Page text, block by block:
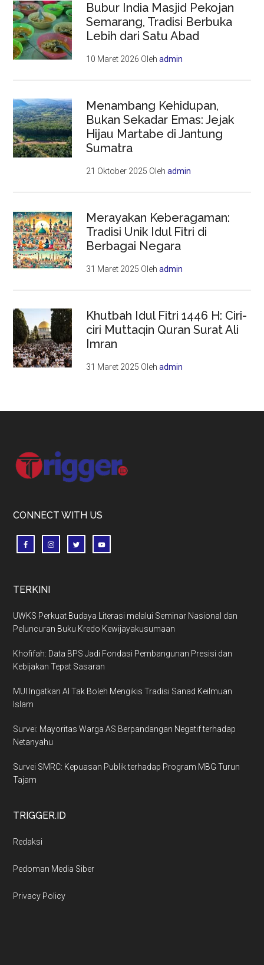
Bubur India Masjid Pekojan
Semarang, Tradisi Berbuka
Lebih dari Satu Abad
10 Maret 2026 Olehadmin
Menambang Kehidupan,
Bukan Sekadar Emas: Jejak
Hijau Martabe di Jantung
Sumatra
21 Oktober 2025 Olehadmin
Merayakan Keberagaman:
Tradisi Unik Idul Fitri di
Berbagai Negara
31 Maret 2025 Olehadmin
Khutbah Idul Fitri 1446 H: Ciri-
ciri Muttaqin Quran Surat Ali
Imran
31 Maret 2025 Olehadmin
Footer
CONNECT WITH US
TERKINI
UWKS Perkuat Budaya Literasi melalui Seminar Nasional dan
Peluncuran Buku Kredo Kewijayakusumaan
Khofifah: Data BPS Jadi Fondasi Pembangunan Presisi dan
Kebijakan Tepat Sasaran
MUI Ingatkan AI Tak Boleh Mengikis Tradisi Sanad Keilmuan
Islam
Survei: Mayoritas Warga AS Berpandangan Negatif terhadap
Netanyahu
Survei SMRC: Kepuasan Publik terhadap Program MBG Turun
Tajam
TRIGGER.ID
Redaksi
Pedoman Media Siber
Privacy Policy